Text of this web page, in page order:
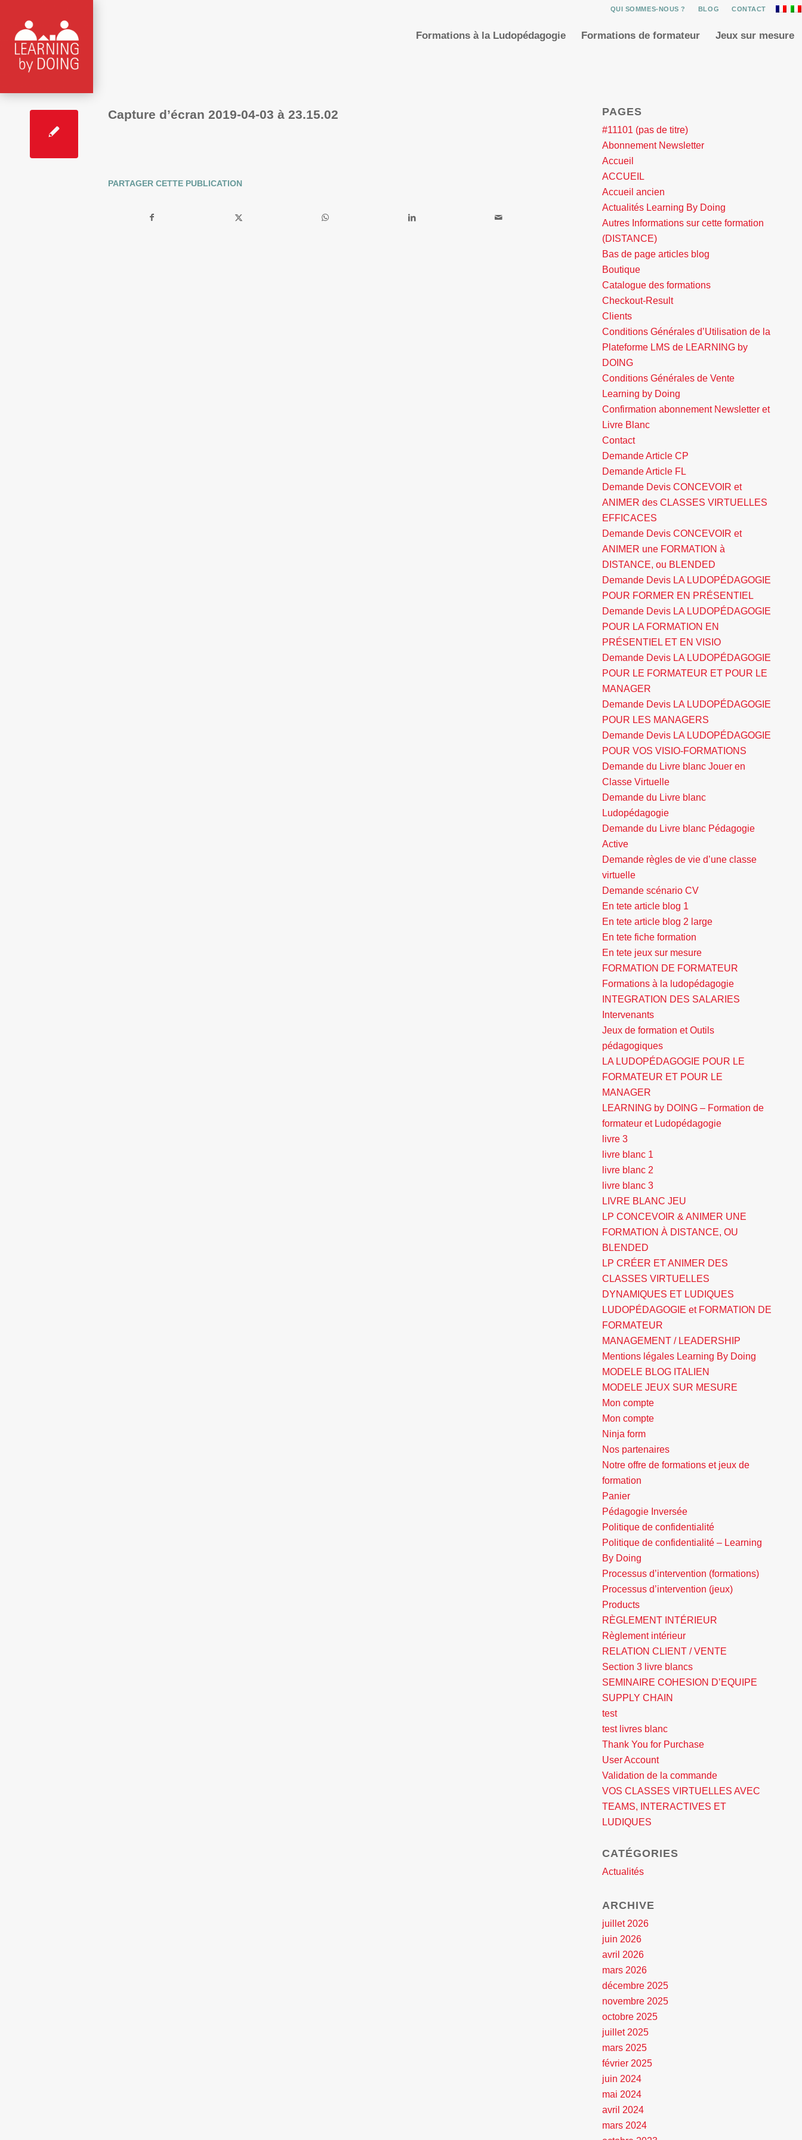
QUI SOMMES-NOUS ? BLOG CONTACT
Formations à la Ludopédagogie Formations de formateur Jeux sur mesure
Capture d’écran 2019-04-03 à 23.15.02
PARTAGER CETTE PUBLICATION
PAGES
#11101 (pas de titre)
Abonnement Newsletter
Accueil
ACCUEIL
Accueil ancien
Actualités Learning By Doing
Autres Informations sur cette formation
(DISTANCE)
Bas de page articles blog
Boutique
Catalogue des formations
Checkout-Result
Clients
Conditions Générales d’Utilisation de la
Plateforme LMS de LEARNING by
DOING
Conditions Générales de Vente
Learning by Doing
Confirmation abonnement Newsletter et
Livre Blanc
Contact
Demande Article CP
Demande Article FL
Demande Devis CONCEVOIR et
ANIMER des CLASSES VIRTUELLES
EFFICACES
Demande Devis CONCEVOIR et
ANIMER une FORMATION à
DISTANCE, ou BLENDED
Demande Devis LA LUDOPÉDAGOGIE
POUR FORMER EN PRÉSENTIEL
Demande Devis LA LUDOPÉDAGOGIE
POUR LA FORMATION EN
PRÉSENTIEL ET EN VISIO
Demande Devis LA LUDOPÉDAGOGIE
POUR LE FORMATEUR ET POUR LE
MANAGER
Demande Devis LA LUDOPÉDAGOGIE
POUR LES MANAGERS
Demande Devis LA LUDOPÉDAGOGIE
POUR VOS VISIO-FORMATIONS
Demande du Livre blanc Jouer en
Classe Virtuelle
Demande du Livre blanc
Ludopédagogie
Demande du Livre blanc Pédagogie
Active
Demande règles de vie d’une classe
virtuelle
Demande scénario CV
En tete article blog 1
En tete article blog 2 large
En tete fiche formation
En tete jeux sur mesure
FORMATION DE FORMATEUR
Formations à la ludopédagogie
INTEGRATION DES SALARIES
Intervenants
Jeux de formation et Outils
pédagogiques
LA LUDOPÉDAGOGIE POUR LE
FORMATEUR ET POUR LE
MANAGER
LEARNING by DOING – Formation de
formateur et Ludopédagogie
livre 3
livre blanc 1
livre blanc 2
livre blanc 3
LIVRE BLANC JEU
LP CONCEVOIR & ANIMER UNE
FORMATION À DISTANCE, OU
BLENDED
LP CRÉER ET ANIMER DES
CLASSES VIRTUELLES
DYNAMIQUES ET LUDIQUES
LUDOPÉDAGOGIE et FORMATION DE
FORMATEUR
MANAGEMENT / LEADERSHIP
Mentions légales Learning By Doing
MODELE BLOG ITALIEN
MODELE JEUX SUR MESURE
Mon compte
Mon compte
Ninja form
Nos partenaires
Notre offre de formations et jeux de
formation
Panier
Pédagogie Inversée
Politique de confidentialité
Politique de confidentialité – Learning
By Doing
Processus d’intervention (formations)
Processus d’intervention (jeux)
Products
RÈGLEMENT INTÉRIEUR
Règlement intérieur
RELATION CLIENT / VENTE
Section 3 livre blancs
SEMINAIRE COHESION D’EQUIPE
SUPPLY CHAIN
test
test livres blanc
Thank You for Purchase
User Account
Validation de la commande
VOS CLASSES VIRTUELLES AVEC
TEAMS, INTERACTIVES ET
LUDIQUES
CATÉGORIES
Actualités
ARCHIVE
juillet 2026
juin 2026
avril 2026
mars 2026
décembre 2025
novembre 2025
octobre 2025
juillet 2025
mars 2025
février 2025
juin 2024
mai 2024
avril 2024
mars 2024